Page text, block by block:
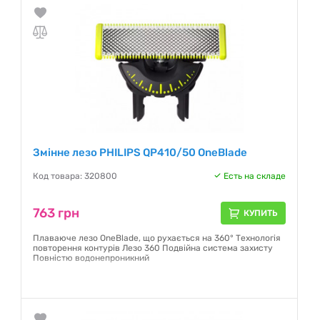
Змінне лезо PHILIPS QP410/50 OneBlade
Код товара: 320800 Есть на складе
763 грн КУПИТЬ
Плаваюче лезо OneBlade, що рухається на 360° Технологія
повторення контурів Лезо 360 Подвійна система захисту
Повністю водонепроникний